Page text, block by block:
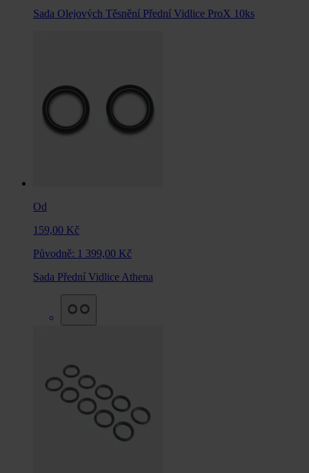
Sada Olejových Těsnění Přední Vidlice ProX 10ks
Od
159,00 Kč
Původně: 1 399,00 Kč
Sada Přední Vidlice Athena